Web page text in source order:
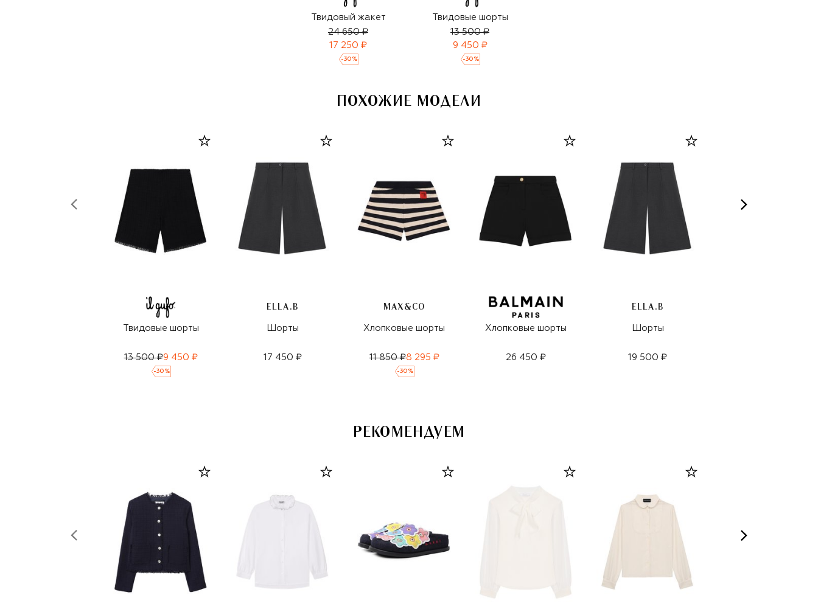
Твидовый жакет
24 650 ₽
17 250 ₽
-30 %
Твидовые шорты
13 500 ₽
9 450 ₽
-30 %
ПОХОЖИЕ МОДЕЛИ
Твидовые шорты
13 500 ₽9 450 ₽
-30 %
ELLA.B
Шорты
17 450 ₽
MAX&CO
Хлопковые шорты
11 850 ₽8 295 ₽
-30 %
Хлопковые шорты
26 450 ₽
ELLA.B
Шорты
19 500 ₽
РЕКОМЕНДУЕМ